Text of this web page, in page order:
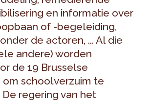
en informatie over
of -begeleiding,
de actoren, ... Al die
andere) worden
de 19 Brusselse
schoolverzuim te
regering van het